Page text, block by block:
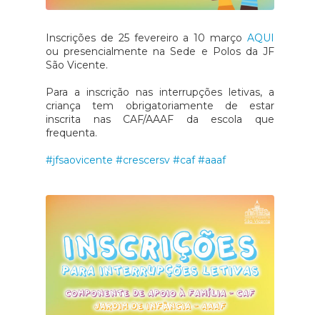
Inscrições de 25 fevereiro a 10 março AQUI
ou presencialmente na Sede e Polos da JF
São Vicente.
Para a inscrição nas interrupções letivas, a
criança tem obrigatoriamente de estar
inscrita nas CAF/AAAF da escola que
frequenta.
#jfsaovicente #crescersv #caf #aaaf